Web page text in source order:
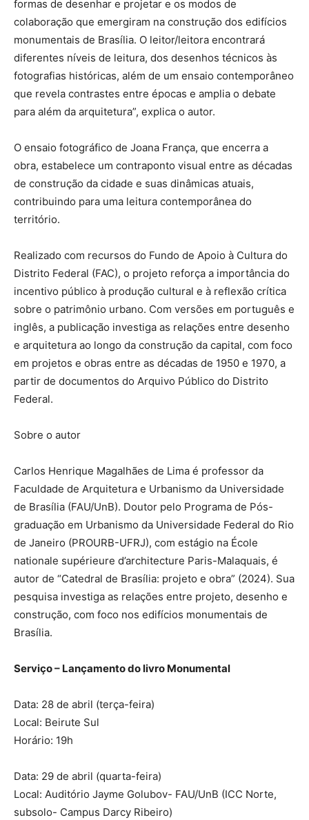
formas de desenhar e projetar e os modos de
colaboração que emergiram na construção dos edifícios
monumentais de Brasília. O leitor/leitora encontrará
diferentes níveis de leitura, dos desenhos técnicos às
fotografias históricas, além de um ensaio contemporâneo
que revela contrastes entre épocas e amplia o debate
para além da arquitetura”, explica o autor.
O ensaio fotográfico de Joana França, que encerra a
obra, estabelece um contraponto visual entre as décadas
de construção da cidade e suas dinâmicas atuais,
contribuindo para uma leitura contemporânea do
território.
Realizado com recursos do Fundo de Apoio à Cultura do
Distrito Federal (FAC), o projeto reforça a importância do
incentivo público à produção cultural e à reflexão crítica
sobre o patrimônio urbano. Com versões em português e
inglês, a publicação investiga as relações entre desenho
e arquitetura ao longo da construção da capital, com foco
em projetos e obras entre as décadas de 1950 e 1970, a
partir de documentos do Arquivo Público do Distrito
Federal.
Sobre o autor
Carlos Henrique Magalhães de Lima é professor da
Faculdade de Arquitetura e Urbanismo da Universidade
de Brasília (FAU/UnB). Doutor pelo Programa de Pós-
graduação em Urbanismo da Universidade Federal do Rio
de Janeiro (PROURB-UFRJ), com estágio na École
nationale supérieure d’architecture Paris-Malaquais, é
autor de “Catedral de Brasília: projeto e obra” (2024). Sua
pesquisa investiga as relações entre projeto, desenho e
construção, com foco nos edifícios monumentais de
Brasília.
Serviço – Lançamento do livro Monumental
Data: 28 de abril (terça-feira)
Local: Beirute Sul
Horário: 19h
Data: 29 de abril (quarta-feira)
Local: Auditório Jayme Golubov- FAU/UnB (ICC Norte,
subsolo- Campus Darcy Ribeiro)